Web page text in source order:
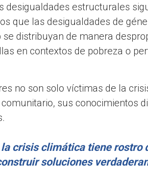
desigualdades estructurales
que las desigualdades de
distribuyan de manera
en contextos de pobreza o
no son solo víctimas de la
sus conocimientos
la crisis climática tiene rostro
soluciones